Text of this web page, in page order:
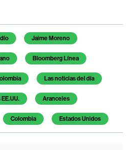
Jaime Moreno
Bloomberg Línea
Las noticias del día
Aranceles
Colombia Estados Unidos